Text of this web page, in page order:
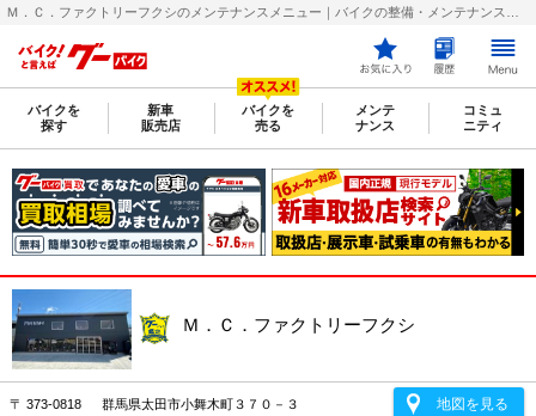
バイクを
探す
新車
販売店
バイクを
売る
メンテ
ナンス
コミュ
ニティ
Ｍ．Ｃ．ファクトリーフクシ
〒 373-0818 群馬県太田市小舞木町３７０－３ 地図を見る